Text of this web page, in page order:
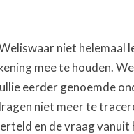
niet helemaal
mee te houden.
eerder genoemde
niet meer te
en de vraag